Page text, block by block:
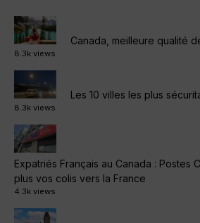
Canada, meilleure qualité
8.3k views
Les 10 villes les plus
8.3k views
Expatriés Français au Canada : Postes
plus vos colis vers la France
4.3k views